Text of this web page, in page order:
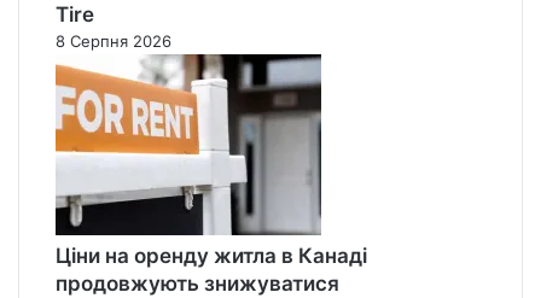
Tire
8 Серпня 2026
Ціни на оренду житла в Канаді
продовжують знижуватися